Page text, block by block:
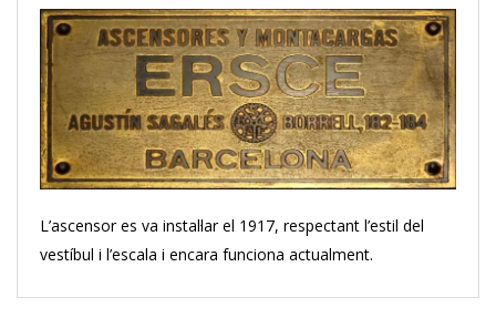
L’ascensor es va instal·lar el 1917, respectant l’estil del
vestíbul i l’escala i encara funciona actualment.